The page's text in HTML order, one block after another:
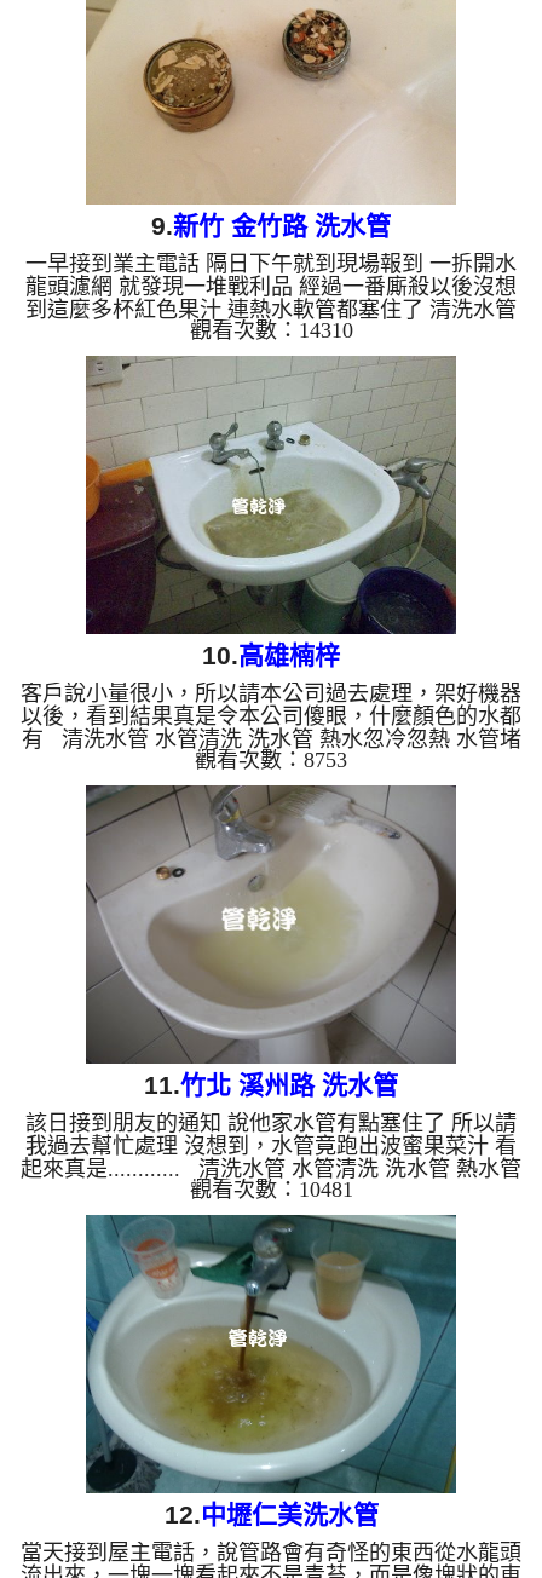
9.新竹 金竹路 洗水管
一早接到業主電話 隔日下午就到現場報到 一拆開水
龍頭濾網 就發現一堆戰利品 經過一番廝殺以後沒想
到這麼多杯紅色果汁 連熱水軟管都塞住了 清洗水管
水管清洗 洗水管 熱水忽冷忽熱 水管堵塞...
觀看次數：14310
10.高雄楠梓
客戶說小量很小，所以請本公司過去處理，架好機器
以後，看到結果真是令本公司傻眼，什麼顏色的水都
有 清洗水管 水管清洗 洗水管 熱水忽冷忽熱 水管堵
塞 水管阻塞
觀看次數：8753
11.竹北 溪州路 洗水管
該日接到朋友的通知 說他家水管有點塞住了 所以請
我過去幫忙處理 沒想到，水管竟跑出波蜜果菜汁 看
起來真是............ 清洗水管 水管清洗 洗水管 熱水管
堵塞 熱水忽冷忽熱
觀看次數：10481
12.中壢仁美洗水管
當天接到屋主電話，說管路會有奇怪的東西從水龍頭